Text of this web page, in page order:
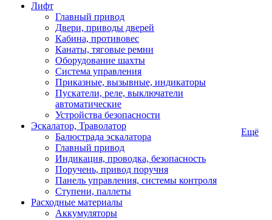
Лифт
Главный привод
Двери, приводы дверей
Кабина, противовес
Канаты, тяговые ремни
Оборудование шахты
Система управления
Приказные, вызывные, индикаторы
Пускатели, реле, выключатели
автоматические
Устройства безопасности
Эскалатор, Траволатор
Балюстрада эскалатора
Главный привод
Индикация, проводка, безопасность
Поручень, привод поручня
Панель управления, системы контроля
Ступени, паллеты
Расходные материалы
Аккумуляторы
Ещё